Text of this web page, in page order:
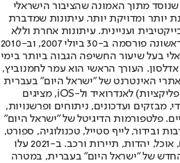
מתוך האמונה שהציבור הישראלי
יותר ומדויקת יותר. עיתונות שמדברת
ועניינית. עיתונות אחרת וללא
תשלום. המהדורה המודפסת הראשונה פורסמה ב-30 ביולי 2007, וב-2010
בעל שיעור החשיפה הגבוה ביותר בימי
העורך הראשי הוא עמר לחמנוביץ,
האינטרנט של "ישראל היום" בעברית
ובאנגלית, כמו כן היישומונים (אפליקציות) לאנדרואיד ול-iOS, מציגים
מבזקים ועדכונים, ניתוחים ופרשנויות,
פלטפורמות הדיגיטל של "ישראל היום"
ובידור, לייף סטייל, טכנולוגיה, ספורט,
כלכלה וצרכנות, בריאות, חיילים, אוכל, יהדות, תיירות ורכב. ב-2021 עלו
של "ישראל היום" בעברית, במטרה